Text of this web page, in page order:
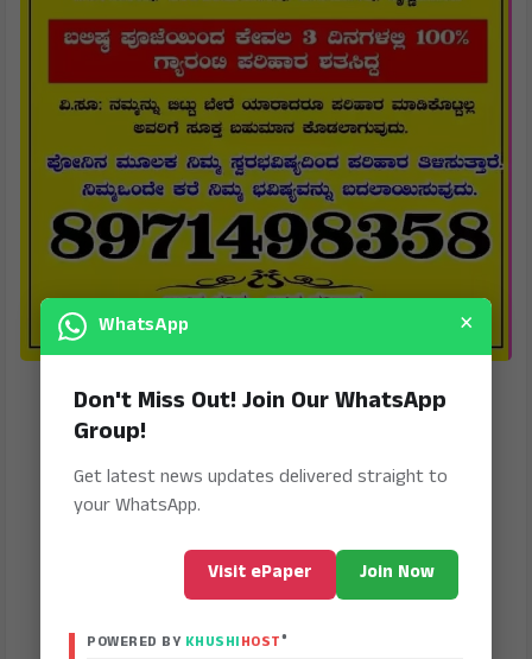
WhatsApp ×
Don't Miss Out! Join Our WhatsApp
Group!
Get latest news updates delivered straight to
your WhatsApp.
Visit ePaper Join Now
POWERED BY KHUSHIHOST®